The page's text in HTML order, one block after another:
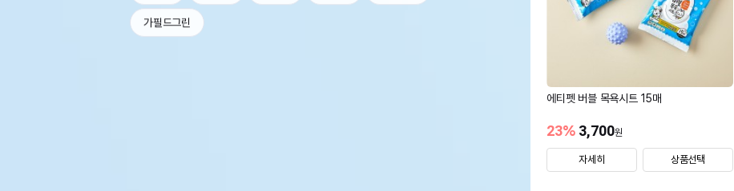
가필드그린
에티펫 버블 목욕시트 15매
3,700원
23%
자세히 상품선택